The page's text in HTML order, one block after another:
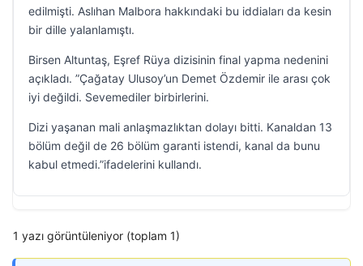
edilmişti. Aslıhan Malbora hakkındaki bu iddiaları da kesin
bir dille yalanlamıştı.
Birsen Altuntaş, Eşref Rüya dizisinin final yapma nedenini
açıkladı. ”Çağatay Ulusoy’un Demet Özdemir ile arası çok
iyi değildi. Sevemediler birbirlerini.
Dizi yaşanan mali anlaşmazlıktan dolayı bitti. Kanaldan 13
bölüm değil de 26 bölüm garanti istendi, kanal da bunu
kabul etmedi.”ifadelerini kullandı.
1 yazı görüntüleniyor (toplam 1)